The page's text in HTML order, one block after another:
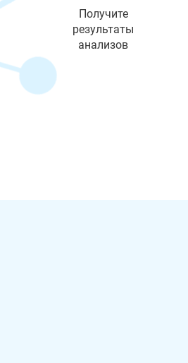
Получите
результаты
анализов